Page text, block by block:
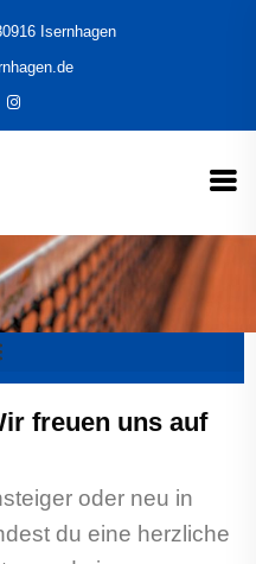
Isernhagen
freuen uns auf
oder neu in
du eine herzliche